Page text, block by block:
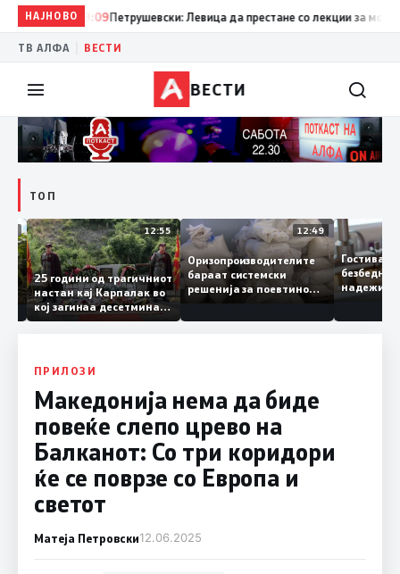
НАЈНОВО
19:09 Петрушевски: Левица да престане со лекции за морал и
ТВ АЛФА ВЕСТИ
ВЕСТИ
ТОП
13:04 12:55
25 години од трагичниот
настан кај Карпалак во
кој загинаа десетмина
македонски бранители
12:49
Оризопроизводителите
бараат системски
решенија за поевтино
производство
ПРИЛОЗИ
Македонија нема да биде
повеќе слепо црево на
Балканот: Со три коридори
ќе се поврзе со Европа и
светот
Матеја Петровски12.06.2025